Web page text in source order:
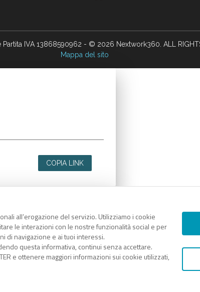
all’erogazione del servizio. Utilizziamo i cookie
le interazioni con le nostre funzionalità social e per
di navigazione e ai tuoi interessi.
questa informativa, continui senza accettare.
e ottenere maggiori informazioni sui cookie utilizzati,
IVA 13868590962 - © 2026 Nextwork360. ALL RIGHTS
Mappa del sito
COPIA LINK